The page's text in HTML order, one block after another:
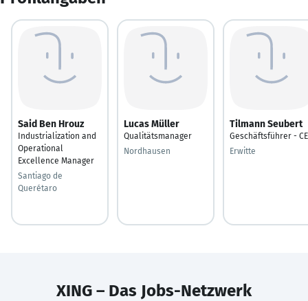
Said Ben Hrouz
Industrialization and
Operational
Excellence Manager
Santiago de
Querétaro
Lucas Müller
Qualitätsmanager
Nordhausen
Tilmann Seubert
Geschäftsführer -
Erwitte
XING – Das Jobs-Netzwerk